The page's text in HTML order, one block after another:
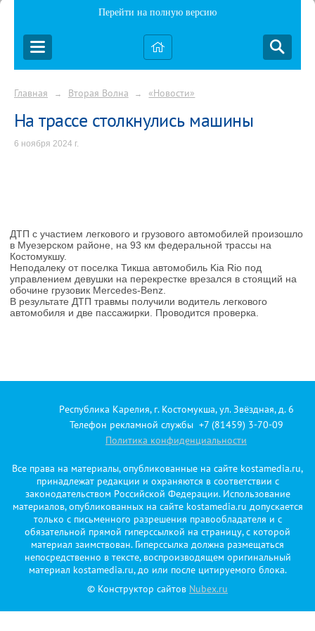
Перейти на полную версию
Главная → Вторая Волна → «Новости»
На трассе столкнулись машины
6 ноября 2024 г.
ДТП с участием легкового и грузового автомобилей произошло
в Муезерском районе, на 93 км федеральной трассы на
Костомукшу.
Неподалеку от поселка Тикша автомобиль Kia Rio под
управлением девушки на перекрестке врезался в стоящий на
обочине грузовик Mercedes-Benz.
В результате ДТП травмы получили водитель легкового
автомобиля и две пассажирки. Проводится проверка.
Республика Карелия, г. Костомукша, ул. Звёздная, д. 6
Телефон рекламной службы +7 (81459) 3-70-09
Политика конфиденциальности
Все права на материалы, опубликованные на сайте kostamedia.ru,
принадлежат редакции и охраняются в соответствии с
законодательством Российской Федерации. Использование
материалов, опубликованных на сайте kostamedia.ru допускается
только с письменного разрешения правообладателя и с
обязательной прямой гиперссылкой на страницу, с которой
материал заимствован. Гиперссылка должна размещаться
непосредственно в тексте, воспроизводящем оригинальный
материал kostamedia.ru, до или после цитируемого блока.
© Конструктор сайтов Nubex.ru